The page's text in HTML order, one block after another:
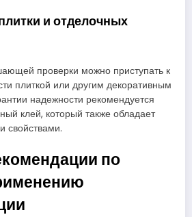
и отделочных
проверки можно приступать к
плиткой или другим декоративным
надежности рекомендуется
клей, который также обладает
свойствами.
по